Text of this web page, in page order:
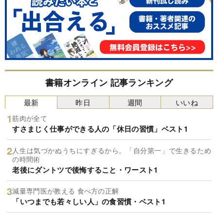
書籍オンライン 記事ランキング
最新
筋肉が全て
すさまじく仕事ができる人の「休日の習慣」ベスト1
人生は気づかぬうちにすぎるから。「自分第一」で生きるため
の時間術
老後にダントツで後悔すること・ワースト1
減量専門医が教える 食べ方の正解
「いつまでも若々しい人」の食習慣・ベスト1
昨日 週間 いいね